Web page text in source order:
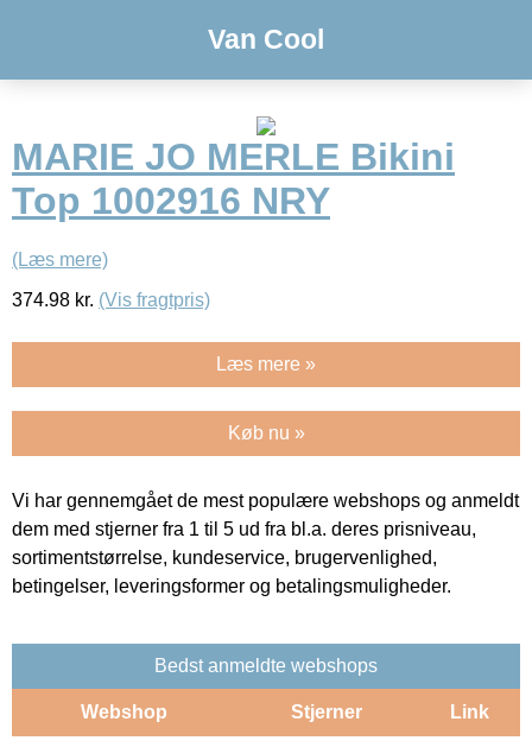
Van Cool
MARIE JO MERLE Bikini
Top 1002916 NRY
(Læs mere)
374.98 kr. (Vis fragtpris)
Læs mere »
Køb nu »
Vi har gennemgået de mest populære webshops og anmeldt
dem med stjerner fra 1 til 5 ud fra bl.a. deres prisniveau,
sortimentstørrelse, kundeservice, brugervenlighed,
betingelser, leveringsformer og betalingsmuligheder.
Bedst anmeldte webshops
Webshop Stjerner Link